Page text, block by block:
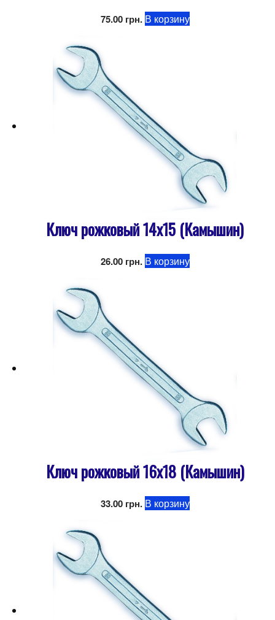
75.00 грн. В корзину
Ключ рожковый 14х15 (Камышин)
26.00 грн. В корзину
Ключ рожковый 16х18 (Камышин)
33.00 грн. В корзину